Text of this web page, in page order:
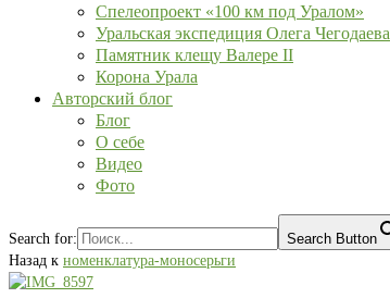
Спелеопроект «100 км под Уралом»
Уральская экспедиция Олега Чегодаева
Памятник клещу Валере II
Корона Урала
Авторский блог
Блог
О себе
Видео
Фото
Search for:
Search Button
Назад к номенклатура-моносерьги